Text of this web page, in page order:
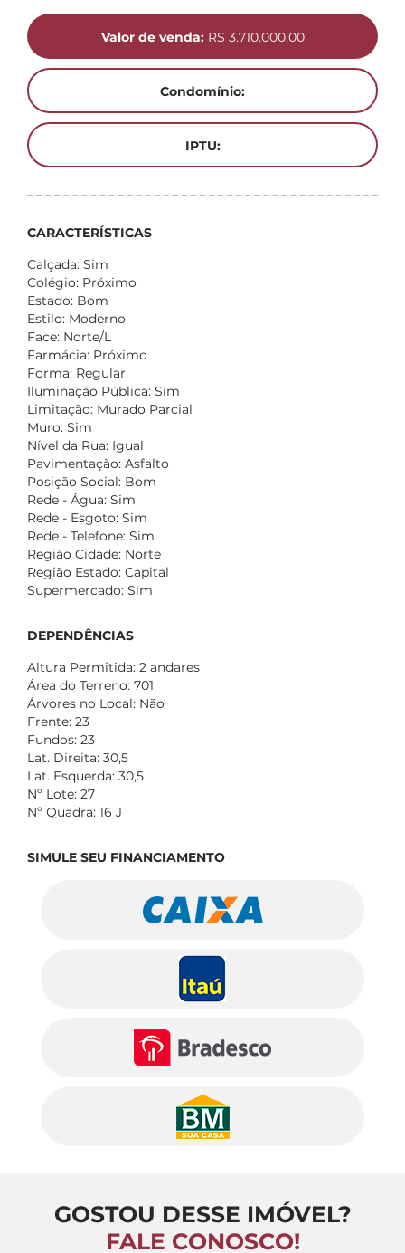
Valor de venda:R$ 3.710.000,00
Condomínio:
IPTU:
CARACTERÍSTICAS
Calçada: Sim
Colégio: Próximo
Estado: Bom
Estilo: Moderno
Face: Norte/L
Farmácia: Próximo
Forma: Regular
Iluminação Pública: Sim
Limitação: Murado Parcial
Muro: Sim
Nível da Rua: Igual
Pavimentação: Asfalto
Posição Social: Bom
Rede - Água: Sim
Rede - Esgoto: Sim
Rede - Telefone: Sim
Região Cidade: Norte
Região Estado: Capital
Supermercado: Sim
DEPENDÊNCIAS
Altura Permitida: 2 andares
Área do Terreno: 701
Árvores no Local: Não
Frente: 23
Fundos: 23
Lat. Direita: 30,5
Lat. Esquerda: 30,5
Nº Lote: 27
Nº Quadra: 16 J
SIMULE SEU FINANCIAMENTO
GOSTOU DESSE IMÓVEL?
FALE CONOSCO!